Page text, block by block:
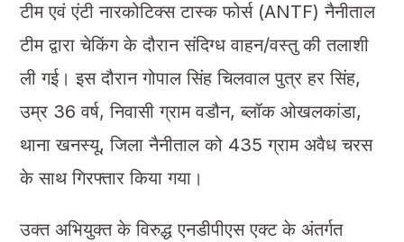
टीम एवं एंटी नारकोटिक्स टास्क फोर्स (ANTF) नैनीताल
टीम द्वारा चेकिंग के दौरान संदिग्ध वाहन/वस्तु की तलाशी
ली गई। इस दौरान गोपाल सिंह चिलवाल पुत्र हर सिंह,
उम्र 36 वर्ष, निवासी ग्राम वडौन, ब्लॉक ओखलकांडा,
थाना खनस्यू, जिला नैनीताल को 435 ग्राम अवैध चरस
के साथ गिरफ्तार किया गया।
उक्त अभियुक्त के विरुद्ध एनडीपीएस एक्ट के अंतर्गत